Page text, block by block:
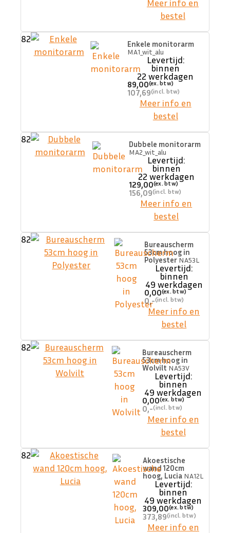
Meer info en
bestel
82 Enkele monitorarm
MA1_wit_alu
Levertijd:
binnen
22 werkdagen
89,00
107,69
Meer info en
bestel
82 Dubbele monitorarm
MA2_wit_alu
Levertijd:
binnen
22 werkdagen
129,00
156,09
Meer info en
bestel
82
Bureauscherm
53cm hoog in
PolyesterNA53L
Levertijd:
binnen
49 werkdagen
0,00
0,-
Meer info en
bestel
82
Bureauscherm
53cm hoog in
Wolvilt NA53V
Levertijd:
binnen
49 werkdagen
0,00
0,-
Meer info en
bestel
82
Akoestische
wand 120cm
hoog, Lucia NA12L
Levertijd:
binnen
49 werkdagen
309,00
373,89
Meer info en